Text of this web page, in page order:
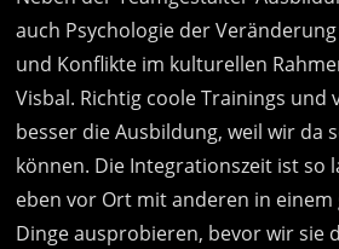
auch Psychologie der
und Konflikte im kulturellen
Visbal. Richtig coole Trainings und
besser die Ausbildung, weil wir da
können. Die Integrationszeit ist so
eben vor Ort mit anderen in einem
Dinge ausprobieren, bevor wir sie